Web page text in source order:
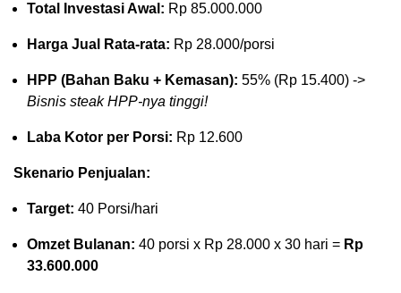
Total Investasi Awal: Rp 85.000.000
Harga Jual Rata-rata: Rp 28.000/porsi
HPP (Bahan Baku + Kemasan): 55% (Rp 15.400) ->
Bisnis steak HPP-nya tinggi!
Laba Kotor per Porsi: Rp 12.600
Skenario Penjualan:
Target: 40 Porsi/hari
Omzet Bulanan: 40 porsi x Rp 28.000 x 30 hari = Rp
33.600.000